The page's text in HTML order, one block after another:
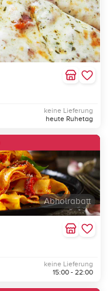
keine Lieferung
heute Ruhetag
Abholrabatt
keine Lieferung
15:00 - 22:00